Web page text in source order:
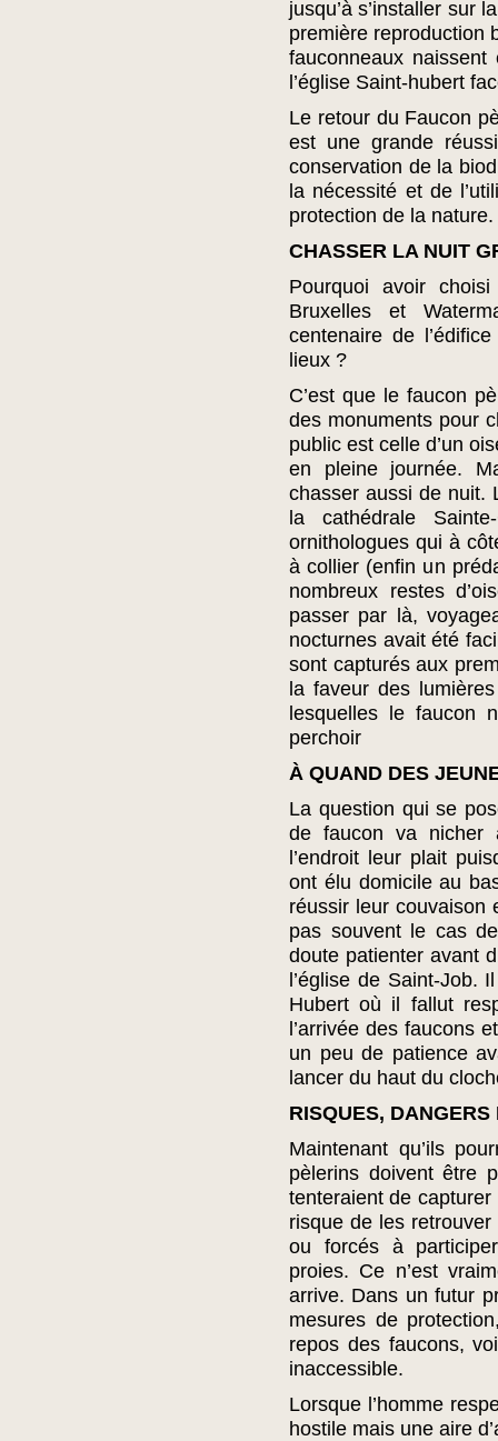
jusqu’à s’installer sur
première reproduction
fauconneaux
l’église Saint-hubert
Le retour du Faucon
est une grande
conservation de la
la nécessité et de
protection de la nature.
CHASSER LA NUIT
Pourquoi avoir
Bruxelles et
centenaire de
lieux ?
C’est que le faucon
des monuments pour
public est celle d’un
en pleine journée.
chasser aussi de nuit.
la cathédrale
ornithologues qui à
à collier (enfin un
nombreux restes
passer par là,
nocturnes avait été
sont capturés aux
la faveur des
lesquelles le faucon
perchoir
À QUAND DES
La question qui se
de faucon va nicher
l’endroit leur plait
ont élu domicile au
réussir leur couvaison
pas souvent le cas
doute patienter avant
l’église de Saint-
Hubert où il fallut
l’arrivée des faucons
un peu de patience
lancer du haut du
RISQUES,
Maintenant qu’ils
pèlerins doivent être
tenteraient de capturer
risque de les
ou forcés à
proies. Ce n’est
arrive. Dans un futur
mesures de
repos des faucons,
inaccessible.
Lorsque l’homme
hostile mais une aire